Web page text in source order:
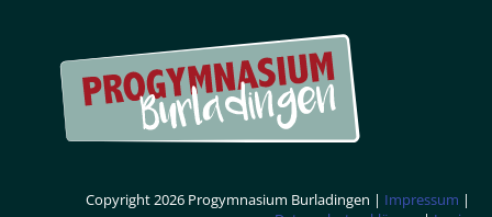
Copyright 2026 Progymnasium Burladingen | Impressum |